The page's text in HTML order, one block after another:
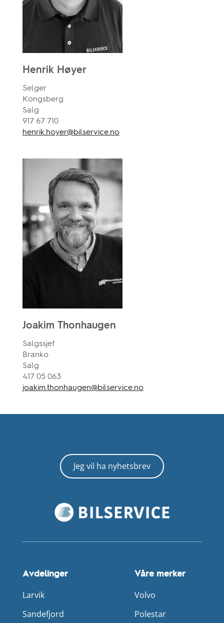
Henrik Høyer
Selger
Kongsberg
Salg
917 67 710
henrik.hoyer@bilservice.no
Joakim Thonhaugen
Salgssjef
Branko
Salg
417 05 063
joakim.thonhaugen@bilservice.no
Jeg vil ha nyhetsbrev
Avdelinger
Larvik
Sandefjord
Våre merker
Volvo
Polestar